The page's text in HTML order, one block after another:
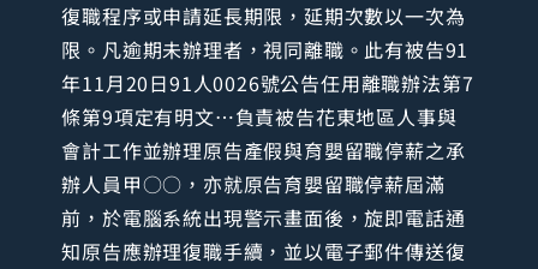
復職程序或申請延長期限，延期次數以一次為
限。凡逾期未辦理者，視同離職。此有被告91
年11月20日91人0026號公告任用離職辦法第7
條第9項定有明文…負責被告花東地區人事與
會計工作並辦理原告產假與育嬰留職停薪之承
辦人員甲○○，亦就原告育嬰留職停薪屆滿
前，於電腦系統出現警示畫面後，旋即電話通
知原告應辦理復職手續，並以電子郵件傳送復